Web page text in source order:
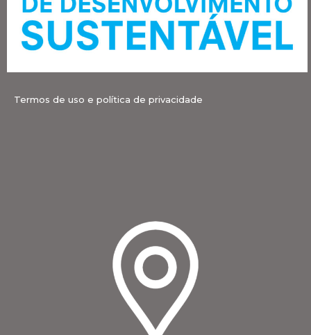
Termos de uso e política de privacidade